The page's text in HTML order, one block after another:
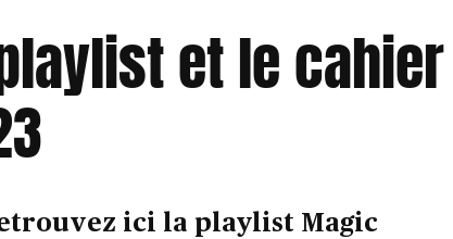
et le
ici la playlist Magic